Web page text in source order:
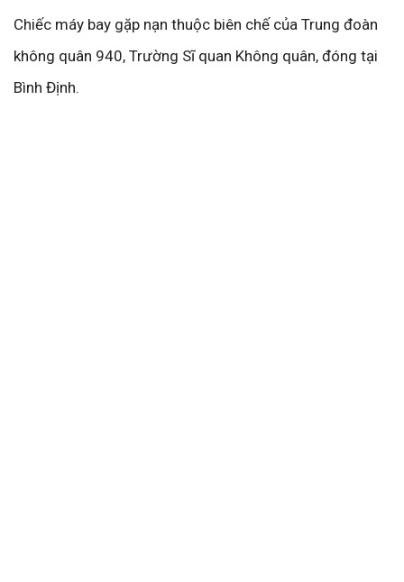
Chiếc máy bay gặp nạn thuộc biên chế của Trung đoàn
không quân 940, Trường Sĩ quan Không quân, đóng tại
Bình Định.